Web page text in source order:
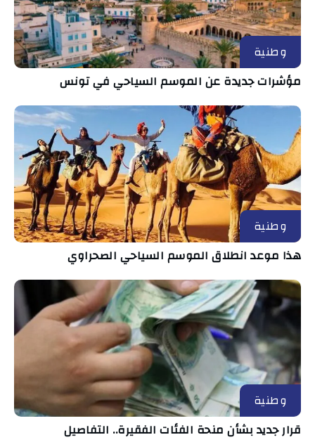
وطنية
مؤشرات جديدة عن الموسم السياحي في تونس
وطنية
هذا موعد انطلاق الموسم السياحي الصحراوي
وطنية
قرار جديد بشأن منحة الفئات الفقيرة.. التفاصيل